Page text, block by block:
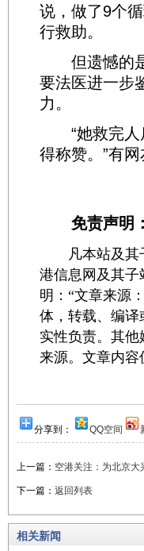
说，做了9个
行救助。
但遗憾的是
要法医进一步
力。
“她救完人
得称赞。”有网
免责声明：
凡本站及其子
港信息网及其
明：“文章来源
体，转载、编
实性负责。其
来源。文章内容
分享到： QQ空间
上一篇： 空港关注：为北京
下一篇： 返回列表
相关新闻